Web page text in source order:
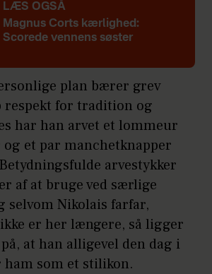
LÆS OGSÅ
Magnus Corts kærlighed:
Scorede vennens søster
plan bærer grev
respekt for tradition og
har han arvet et lommeur
et par manchetknapper
arvestykker
af at bruge ved særlige
selvom Nikolais farfar,
er her længere, så ligger
at han alligevel den dag i
ham som et stilikon.